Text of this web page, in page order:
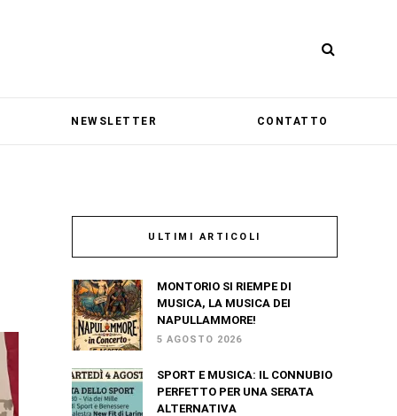
NEWSLETTER CONTATTO
ULTIMI ARTICOLI
MONTORIO SI RIEMPE DI
MUSICA, LA MUSICA DEI
NAPULLAMMORE!
5 AGOSTO 2026
SPORT E MUSICA: IL CONNUBIO
PERFETTO PER UNA SERATA
ALTERNATIVA